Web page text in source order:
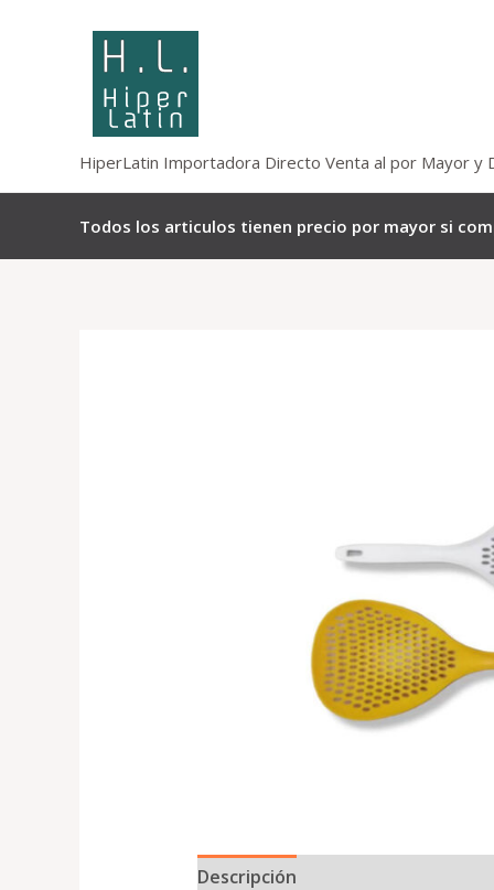
HiperLatin Importadora Directo Venta al por Mayor y
Todos los articulos tienen precio por mayor si
Descripción